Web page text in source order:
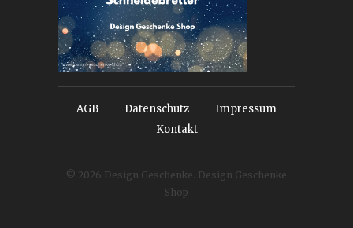
AGB Datenschutz
Impressum
Kontakt
© 2026 Design Geschenke. Design Geschenke
Shop